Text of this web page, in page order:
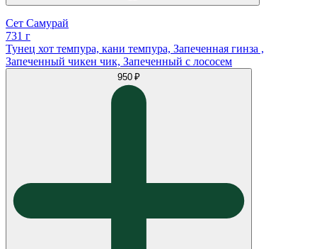
Сет Самурай
731 г
Тунец хот темпура, кани темпура, Запеченная гинза ,
Запеченный чикен чик, Запеченный с лососем
950 ₽